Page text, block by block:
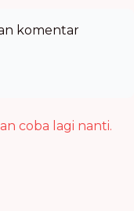
komentar
coba lagi nanti.